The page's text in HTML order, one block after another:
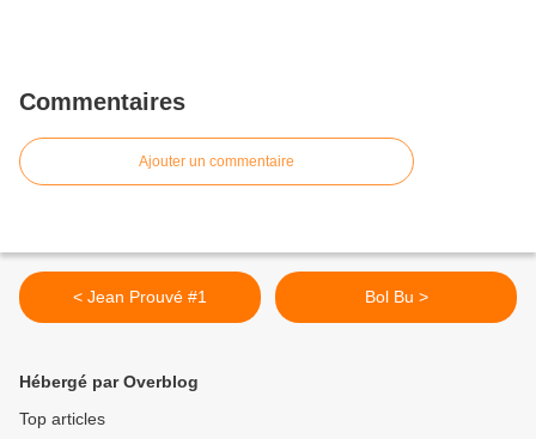
Commentaires
Ajouter un commentaire
< Jean Prouvé #1 Bol Bu >
Hébergé par Overblog
Top articles